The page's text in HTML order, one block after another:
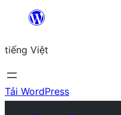
Chuyển
phần
nội
dung
tiếng Việt
Tải WordPress